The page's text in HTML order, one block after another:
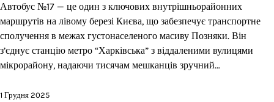
Автобус №17 — це один з ключових внутрішньорайонних
маршрутів на лівому березі Києва, що забезпечує транспортне
сполучення в межах густонаселеного масиву Позняки. Він
з’єднує станцію метро “Харківська” з віддаленими вулицями
мікрорайону, надаючи тисячам мешканців зручний…
1 Грудня 2025